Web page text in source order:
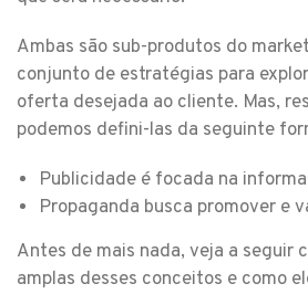
Ambas são sub-produtos do
conjunto de estratégias para
oferta desejada ao cliente. Mas,
podemos defini-las da seguinte
Publicidade é focada na
Propaganda busca promover e
Antes de mais nada, veja a seguir
amplas desses conceitos e como